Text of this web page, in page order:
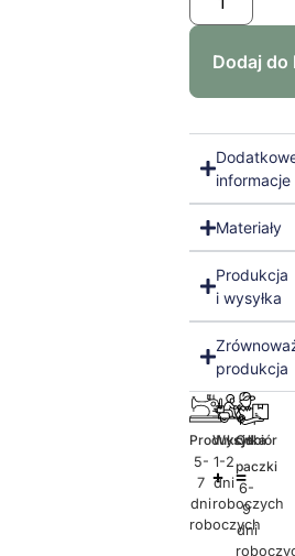
Dodaj do
informacje
Materiały
Produkcja
i wysyłka
produkcja
Produkcja
5-
7
dni
roboczych
Wysyłka
1-2
dni
roboczych
Odbiór
paczki
6-
9
dni